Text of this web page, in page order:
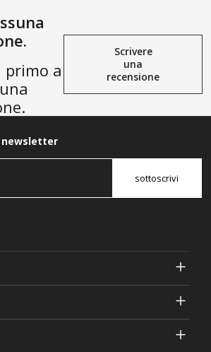
primo a
Scrivere
una
recensione
sottoscrivi